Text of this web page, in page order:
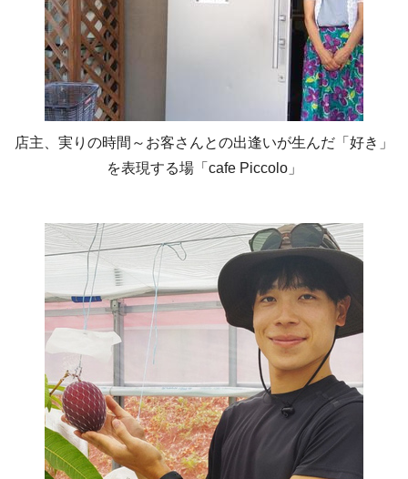
店主、実りの時間～お客さんとの出逢いが生んだ「好き」
を表現する場「cafe Piccolo」